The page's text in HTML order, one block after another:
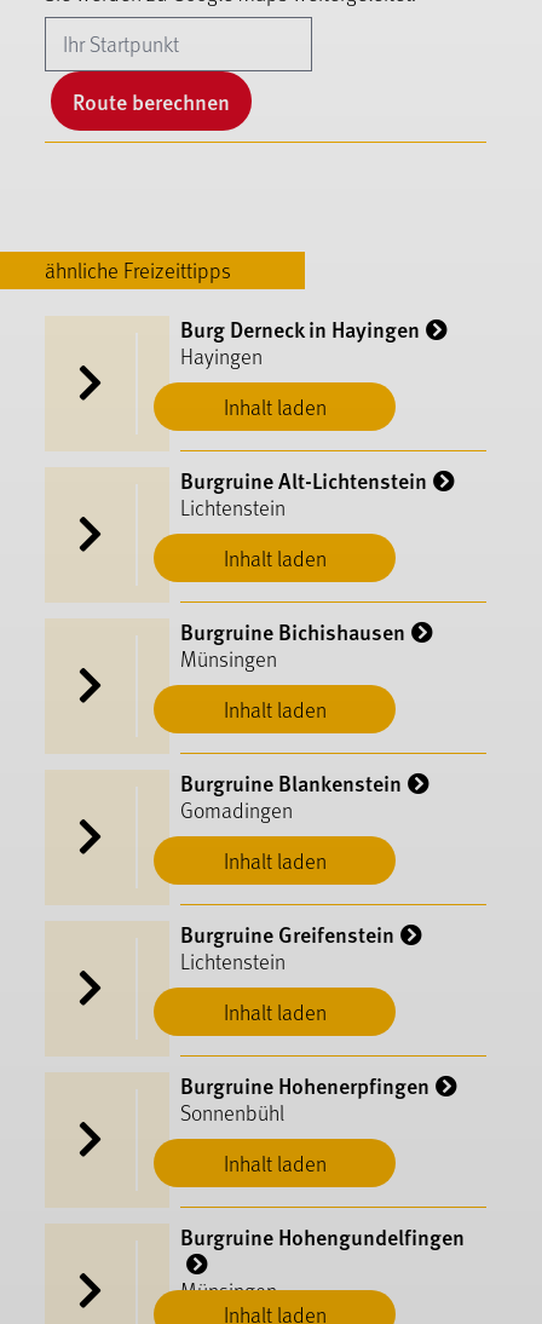
Route berechnen
ähnliche Freizeittipps
Inhalt laden
Burg Derneck in Hayingen
Hayingen
Inhalt laden
Burgruine Alt-Lichtenstein
Lichtenstein
Inhalt laden
Burgruine Bichishausen
Münsingen
Inhalt laden
Burgruine Blankenstein
Gomadingen
Inhalt laden
Burgruine Greifenstein
Lichtenstein
Inhalt laden
Burgruine Hohenerpfingen
Sonnenbühl
Inhalt laden
Burgruine Hohengundelfingen
Münsingen